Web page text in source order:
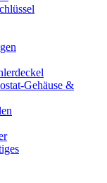
Gehäuse &